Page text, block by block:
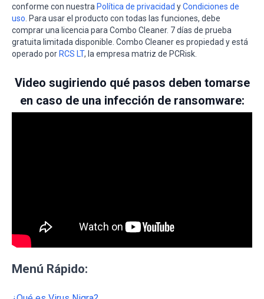
conforme con nuestra Política de privacidad yCondiciones de
uso . Para usar el producto con todas las funciones, debe
comprar una licencia para Combo Cleaner. 7 días de prueba
gratuita limitada disponible. Combo Cleaner es propiedad y está
operado por RCS LT, la empresa matriz de PCRisk.
Video sugiriendo qué pasos deben tomarse
en caso de una infección de ransomware:
Menú Rápido: